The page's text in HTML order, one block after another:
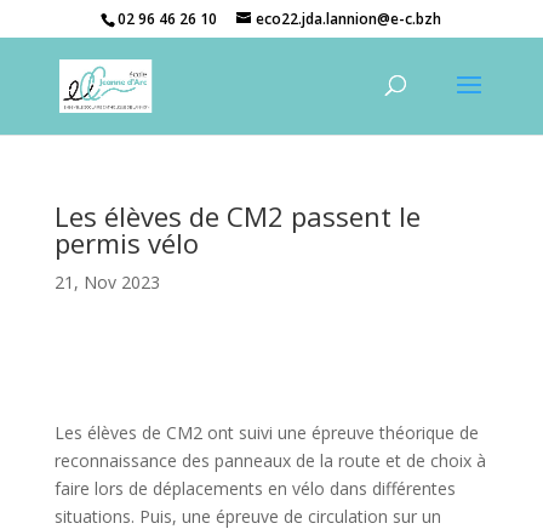
02 96 46 26 10 eco22.jda.lannion@e-c.bzh
Les élèves de CM2 passent le
permis vélo
21, Nov 2023
Les élèves de CM2 ont suivi une épreuve théorique de
reconnaissance des panneaux de la route et de choix à
faire lors de déplacements en vélo dans différentes
situations. Puis, une épreuve de circulation sur un